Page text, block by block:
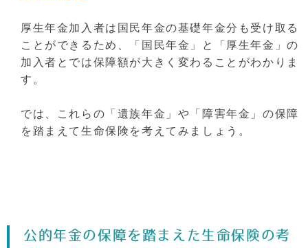
厚生年金加入者は国民年金の基礎年金分も受け取る
ことができるため、「国民年金」と「厚生年金」の
加入者とでは保障額が大きく変わることがわかりま
す。
では、これらの「遺族年金」や「障害年金」の保障
を踏まえて生命保険を考えてみましょう。
公的年金の保障を踏まえた生命保険の考